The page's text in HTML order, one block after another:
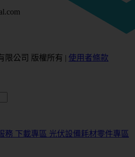
限公司 版權所有 | 使用者條款
務 下載專區 光伏設備耗材零件專區